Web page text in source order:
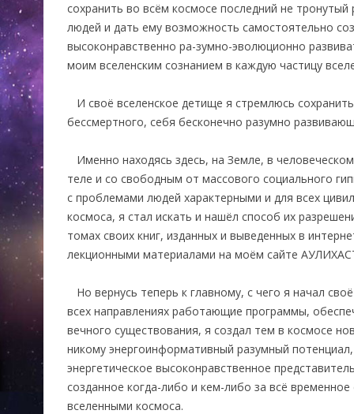
сохранить во всём космосе последний не
людей и дать ему возможность самостоятельно
высоконравственно ра-зумно-эволюционно
моим вселенским сознанием в каждую частицу
И своё вселенское детище я стремлюсь
бессмертного, себя бесконечно разумно
Именно находясь здесь, на Земле, в
теле и со свободным от массового социального
с проблемами людей характерными и для всех
космоса, я стал искать и нашёл способ их
томах своих книг, изданных и выведенных в
лекционными материалами на моём сайте
Но вернусь теперь к главному, с чего я начал
всех направлениях работающие программы,
вечного существования, я создал тем в космосе
никому энергоинформативный разумный
энергетическое высоконравственное
созданное когда-либо и кем-либо за всё
вселенными космоса.